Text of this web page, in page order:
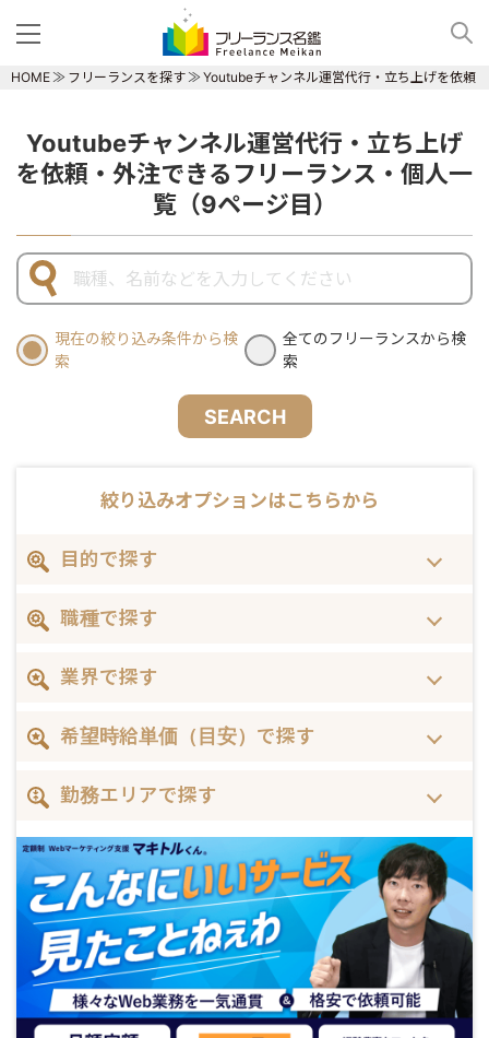
HOME フリーランスを探す Youtubeチャンネル運営代行・立ち上げを依頼
Youtubeチャンネル運営代行・立ち上げ
を依頼・外注できるフリーランス・個人一
覧（9ページ目）
現在の絞り込み条件から検
索
全てのフリーランスから検
索
SEARCH
絞り込みオプションはこちらから
目的で探す
職種で探す
業界で探す
希望時給単価（目安）で探す
勤務エリアで探す